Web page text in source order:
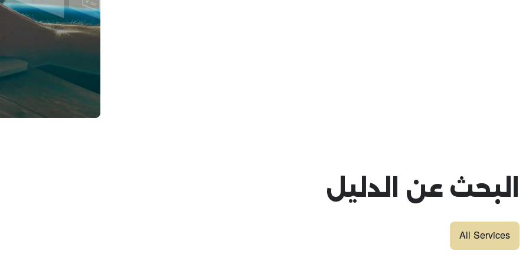
البحث عن الدليل
All Services